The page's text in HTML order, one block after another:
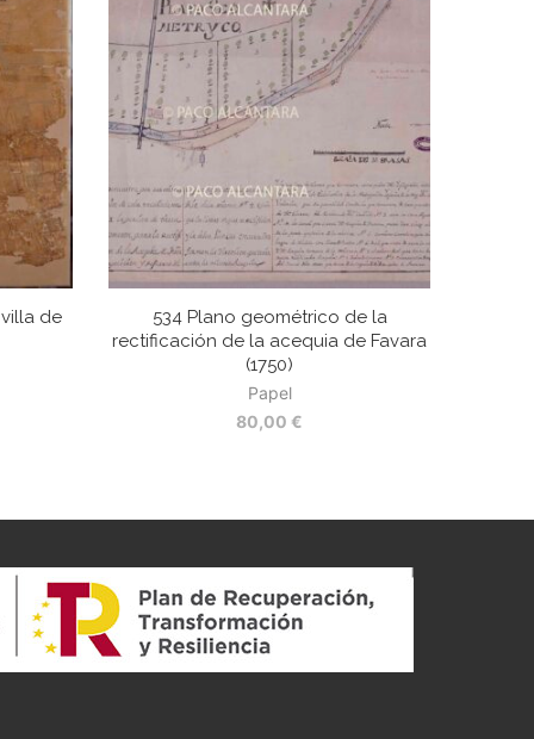
de
534 Plano geométrico de la
rectificación de la acequia de Favara
(1750)
Papel
80,00 €